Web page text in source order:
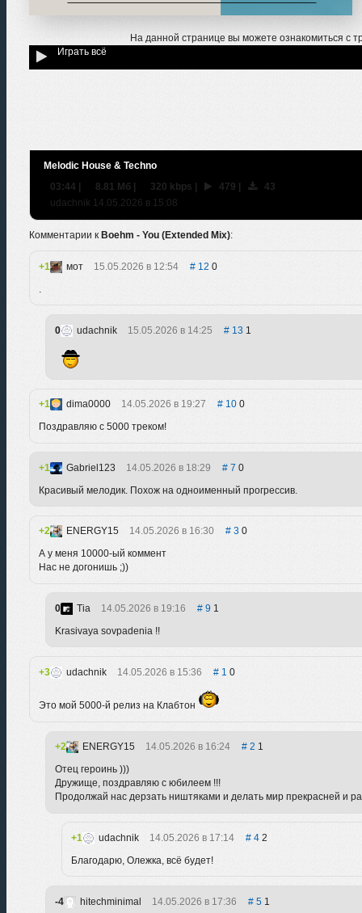
На данной странице вы можете ознакомиться с
Играть всё
Melodic House & Techno
03:44 | 8.81 Мб | 320 kbps | 479 |
43
udachnik 14.05.2026 в 15:08
Комментарии к Boehm - You (Extended Mix):
1 мот 15.05.2026 в 12:54 12 0
0 udachnik 15.05.2026 в 14:25 13 1
1 dima0000 14.05.2026 в 19:27 100
Поздравляю с 5000 треком!
1 Gabriel123 14.05.2026 в 18:29 7 0
Красивый мелодик. Похож на одноименный прогрессив.
2 ENERGY15 14.05.2026 в 16:30 30
А у меня 10000-ый коммент
Нас не догонишь ;))
0 Tia 14.05.2026 в 19:16 9 1
Krasivaya sovpadenia !!
3 udachnik 14.05.2026 в 15:36 1 0
Это мой 5000-й релиз на Клабтон
2 ENERGY15 14.05.2026 в 16:24 2 1
Отец героинь )))
Дружище, поздравляю с юбилеем !!!
Продолжай нас дерзать ништяками и делать мир прекрасней и
1 udachnik 14.05.2026 в 17:14 42
Благодарю, Олежка, всё будет!
-4 hitechminimal 14.05.2026 в 17:36 51